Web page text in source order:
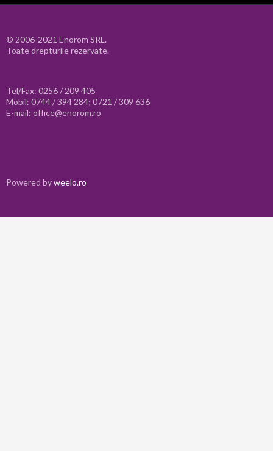
© 2006-2021 Enorom SRL.
Toate drepturile rezervate.
Tel/Fax: 0256 / 209 405
Mobil: 0744 / 394 284; 0721 / 309 636
E-mail: office@enorom.ro
Powered byweelo.ro